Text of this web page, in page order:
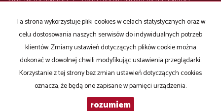
Ta strona wykorzystuje pliki cookies w celach statystycznych oraz w
celu dostosowania naszych serwisów do indywidualnych potrzeb
klientów. Zmiany ustawień dotyczących plików cookie można
dokonać w dowolnej chwili modyfikując ustawienia przeglądarki.
Korzystanie z tej strony bez zmian ustawień dotyczących cookies
oznacza, że będą one zapisane w pamięci urządzenia.
rozumiem
Zgodnie z art. 13 ust. 1 i ust. 2 rozporządzenia Parlamentu Europejskiego i Rady
(UE) 2016/679 z 27 kwietnia 2016 r. w sprawie ochrony osób fizycznych w
związku z przetwarzaniem danych osobowych i w sprawie swobodnego
przepływu takich danych oraz uchylenia dyrektywy 95/46/WE (RODO),
ogólne rozporządzenie o ochronie danych osobowych, informujemy, iż od 25
maja 2018r. na stronie valor.nieruchomosci zacznie obowiązywać